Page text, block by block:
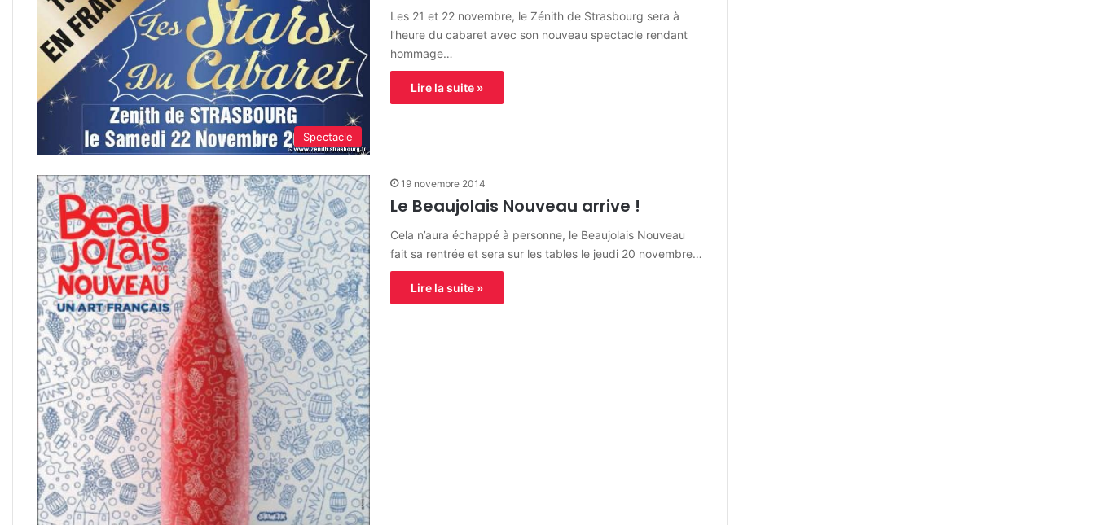
Spectacle
Les 21 et 22 novembre, le Zénith de Strasbourg sera à
l’heure du cabaret avec son nouveau spectacle rendant
hommage…
Lire la suite »
19 novembre 2014
Le Beaujolais Nouveau arrive !
Cela n’aura échappé à personne, le Beaujolais Nouveau
fait sa rentrée et sera sur les tables le jeudi 20 novembre…
Lire la suite »